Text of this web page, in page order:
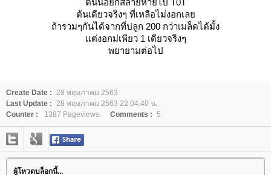
ต้นน้อยก็สลายหายไป T0T
ต้นเดียวจริงๆ ที่เหลือไม่งอกเล
ถ้ารวมๆกันได้จากที่ปลูก 200 กว่าเมล็ดได้มั้ง
ต่งอกม่เพียว 1 เดียวจริงๆ
พยายามต่อไป
Create Date : 28 พฤษภาคม 2563
Last Update : 28 พฤษภาคม 2563 22:04:40 น.
Counter :
1387 Pageviews. Comments : 5
ผู้โหวตบล็อกนี้...